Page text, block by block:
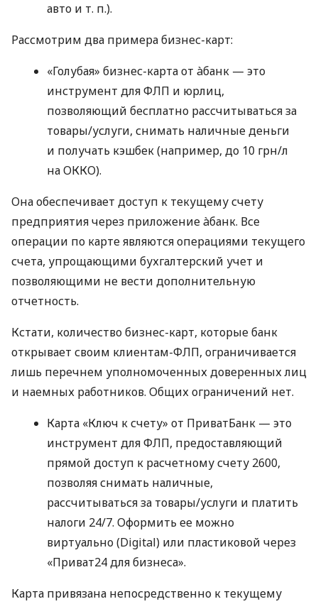
авто и т. п.).
Рассмотрим два примера бизнес-карт:
«Голубая» бизнес-карта от àбанк — это
инструмент для ФЛП и юрлиц,
позволяющий бесплатно рассчитываться за
товары/услуги, снимать наличные деньги
и получать кэшбек (например, до 10 грн/л
на ОККО).
Она обеспечивает доступ к текущему счету
предприятия через приложение àбанк. Все
операции по карте являются операциями текущего
счета, упрощающими бухгалтерский учет и
позволяющими не вести дополнительную
отчетность.
Кстати, количество бизнес-карт, которые банк
открывает своим клиентам-ФЛП, ограничивается
лишь перечнем уполномоченных доверенных лиц
и наемных работников. Общих ограничений нет.
Карта «Ключ к счету» от ПриватБанк — это
инструмент для ФЛП, предоставляющий
прямой доступ к расчетному счету 2600,
позволяя снимать наличные,
рассчитываться за товары/услуги и платить
налоги 24/7. Оформить ее можно
виртуально (Digital) или пластиковой через
«Приват24 для бизнеса».
Карта привязана непосредственно к текущему